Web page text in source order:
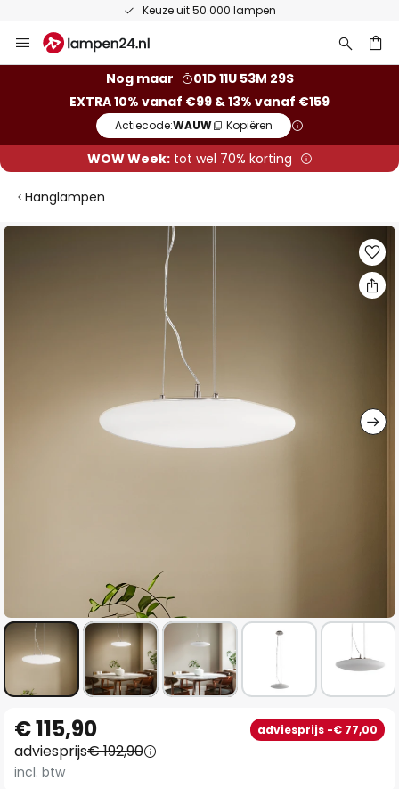
Keuze uit 50.000 lampen
naar
Nog maar
01D 11U 53M 28S
EXTRA 10% vanaf €99 & 13% vanaf €159
Actiecode:WAUW Kopiëren
WOW Week:tot wel 70% korting
Hanglampen
Ga
naar
het
begin
€ 115,90 adviesprijs -€ 77,00
adviesprijs€ 192,90
incl. btw